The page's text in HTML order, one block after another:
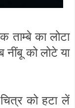
ताम्बे का लोटा
नींबू को लोटे या
को हटा लें